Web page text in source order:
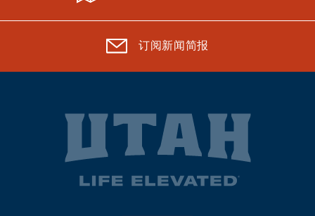
订阅新闻简报